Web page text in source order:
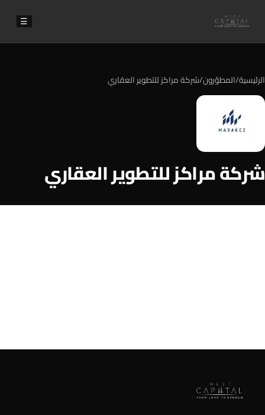
☰
الرئيسية/المطوّرون/شركة مراكز للتطوير العقاري
شركة مراكز للتطوير العقاري